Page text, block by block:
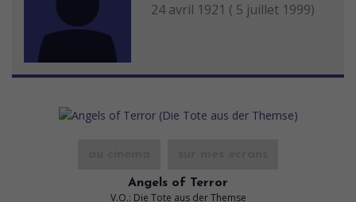
24 avril 1921 ( 5 juillet 1999)
Angels of Terror
V.O.: Die Tote aus der Themse